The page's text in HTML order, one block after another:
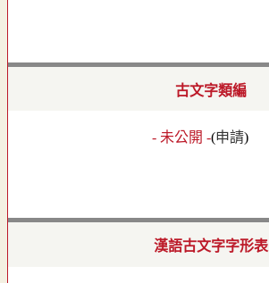
古文字類編
- 未公開 -(申請)
漢語古文字字形表